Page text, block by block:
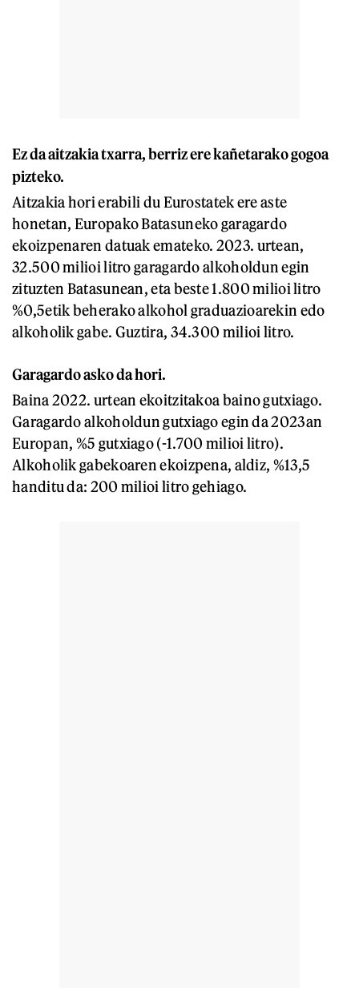
Ez da aitzakia txarra, berriz ere kañetarako gogoa
pizteko.
Aitzakia hori erabili du Eurostatek ere aste
honetan, Europako Batasuneko garagardo
ekoizpenaren datuak emateko. 2023. urtean,
32.500 milioi litro garagardo alkoholdun egin
zituzten Batasunean, eta beste 1.800 milioi litro
%0,5etik beherako alkohol graduazioarekin edo
alkoholik gabe. Guztira, 34.300 milioi litro.
Garagardo asko da hori.
Baina 2022. urtean ekoitzitakoa baino gutxiago.
Garagardo alkoholdun gutxiago egin da 2023an
Europan, %5 gutxiago (-1.700 milioi litro).
Alkoholik gabekoaren ekoizpena, aldiz, %13,5
handitu da: 200 milioi litro gehiago.